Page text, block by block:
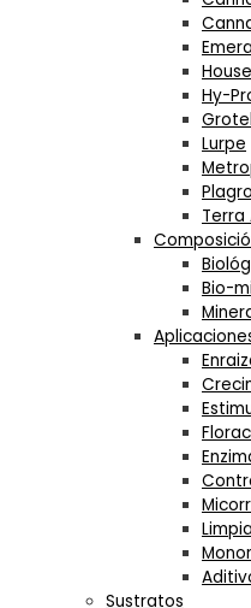
Hy-
Lurpe
Terra
Bio-
Sustratos